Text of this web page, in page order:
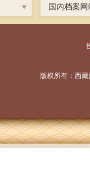
国内档案网
版权所有：西